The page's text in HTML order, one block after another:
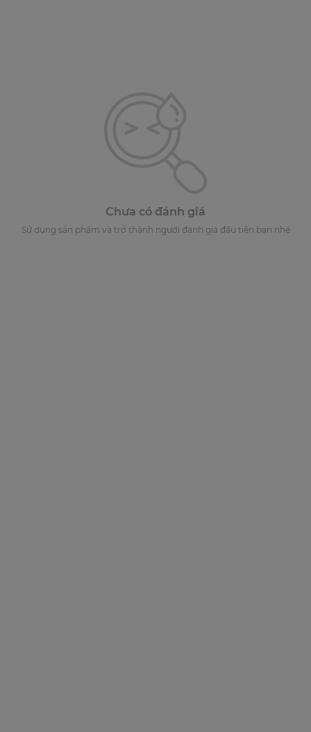
Chưa có đánh giá
Sử dụng sản phẩm và trở thành người đánh giá đầu tiên bạn nhé